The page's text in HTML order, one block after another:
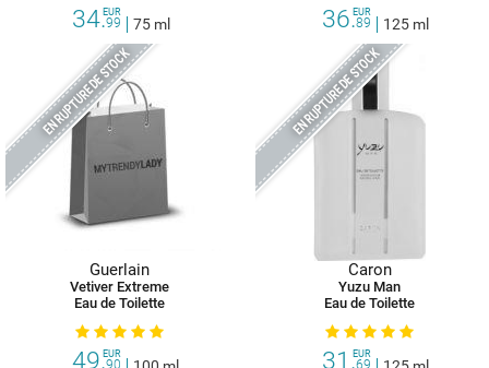
34.99
EUR
75 ml 36.89
EUR
125 ml
EN RUPTURE DE STOCK
Guerlain
Vetiver Extreme
Eau de Toilette
49.EUR
EN RUPTURE DE STOCK
Caron
Yuzu Man
Eau de Toilette
31.EUR